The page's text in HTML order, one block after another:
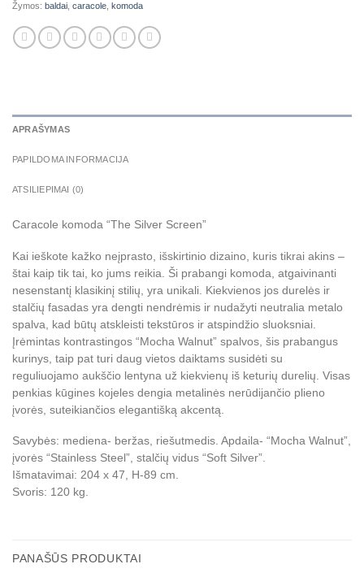
Žymos: baldai caracole komoda
APRAŠYMAS
PAPILDOMA INFORMACIJA
ATSILIEPIMAI (0)
Caracole komoda “The Silver Screen”
Kai ieškote kažko neįprasto, išskirtinio dizaino, kuris tikrai akins –
štai kaip tik tai, ko jums reikia. Ši prabangi komoda, atgaivinanti
nesenstantį klasikinį stilių, yra unikali. Kiekvienos jos durelės ir
stalčių fasadas yra dengti nendrėmis ir nudažyti neutralia metalo
spalva, kad būtų atskleisti tekstūros ir atspindžio sluoksniai.
Įrėmintas kontrastingos “Mocha Walnut” spalvos, šis prabangus
kurinys, taip pat turi daug vietos daiktams susidėti su
reguliuojamo aukščio lentyna už kiekvienų iš keturių durelių. Visas
penkias kūgines kojeles dengia metalinės nerūdijančio plieno
įvorės, suteikiančios elegantišką akcentą.
Savybės: mediena- beržas, riešutmedis. Apdaila- “Mocha Walnut”,
įvorės “Stainless Steel”, stalčių vidus “Soft Silver”.
Išmatavimai: 204 x 47, H-89 cm.
Svoris: 120 kg.
PANAŠŪS PRODUKTAI